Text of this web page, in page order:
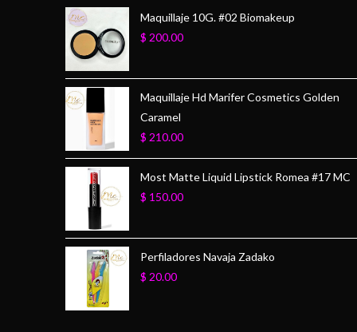
Maquillaje 10G. #02 Biomakeup
$ 200.00
Maquillaje Hd Marifer Cosmetics Golden
Caramel
$ 210.00
Most Matte Liquid Lipstick Romea #17 MC
$ 150.00
Perfiladores Navaja Zadako
$ 20.00